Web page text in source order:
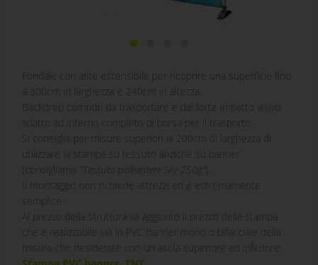
Fondale con aste estensibile per ricoprire una superficie fino
a 300cm in larghezza e 240cm in altezza.
Backdrop comodo da trasportare e dal forte impatto visivo
adatto ad interno completo di borsa per il trasporto.
Si consiglia per misure superiori ai 200cm di larghezza di
utilizzare la stampa su tessuto anzichè su banner
(consigliamo
"Tessuto polisestere Sky 250g"
Il montaggio non richiede attrezzi ed è estremamente
Al prezzo della struttura va aggiunto il prezzo della stampa
che è realizzabile sia in PVC banner mono o bifacciale della
misura che desiderate con un asola superiore ed inferiore: